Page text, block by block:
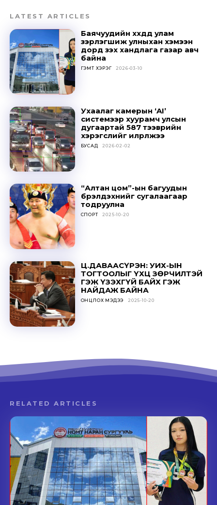
LATEST ARTICLES
Баячуудийн хүүхдүүд улам
зэрлэгшиж улныхан хэмээн
дорд үзэх хандлага газар авч
байна
ГЭМТ ХЭРЭГ 2026-03-10
Ухаалаг камерын ‘AI’
системээр хуурамч улсын
дугаартай 587 тээврийн
хэрэгслийг илрүүлжээ
БУСАД 2026-02-02
“Алтан цом”-ын багуудын
бүрэлдэхүүнийг сугалаагаар
тодруулна
СПОРТ 2025-10-20
Ц.ДАВААСҮРЭН: УИХ-ЫН
ТОГТООЛЫГ ҮХЦ ЗӨРЧИЛТЭЙ
ГЭЖ ҮЗЭХГҮЙ БАЙХ ГЭЖ
НАЙДАЖ БАЙНА
ОНЦЛОХ МЭДЭЭ 2025-10-20
RELATED ARTICLES